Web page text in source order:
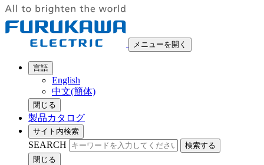
メニューを開く
言語
English
中文(簡体)
閉じる
製品カタログ
サイト内検索
SEARCH
検索する
閉じる